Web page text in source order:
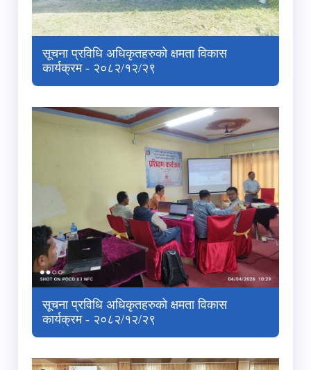
सूचना प्रविधि अधिकृतहरुको क्षमता विकास
कार्यक्रम - २०८२/१२/२९
सूचना प्रविधि अधिकृतहरुको क्षमता विकास
कार्यक्रम - २०८२/१२/२९